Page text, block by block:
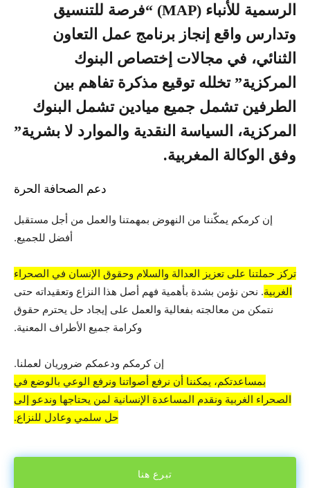
الرسمية للأنباء (MAP) “فرصة للتنسيق
وتدارس واقع إنجاز برنامج عمل التعاون
الثنائي، في مجالات إختصاص البنوك
المركزية” تخلله توقيع مذكرة تفاهم بين
الطرفين تشمل جميع ميادين تشمل البنوك
المركزية، السياسة النقدية والموارد لا بشرية”
وفق الوكالة المغربية.
دعم الصحافة الحرة
إن كرمكم يمكّننا من النهوض بمهمتنا والعمل من أجل مستقبل
أفضل للجميع.
تركز حملتنا على تعزيز العدالة والسلام وحقوق الإنسان في الصحراء
الغربية. نحن نؤمن بشدة بأهمية فهم أصل هذا النزاع وتعقيداته حتى
نتمكن من معالجته بفعالية والعمل على إيجاد حل يحترم حقوق
وكرامة جميع الأطراف المعنية.
إن كرمكم ودعمكم ضروريان لعملنا.
بمساعدتكم، يمكننا أن نرفع أصواتنا ونرفع الوعي بالوضع في
الصحراء الغربية ونقدم المساعدة الإنسانية لمن يحتاجها وندعو إلى
حل سلمي وعادل للنزاع.
تبرع هنا